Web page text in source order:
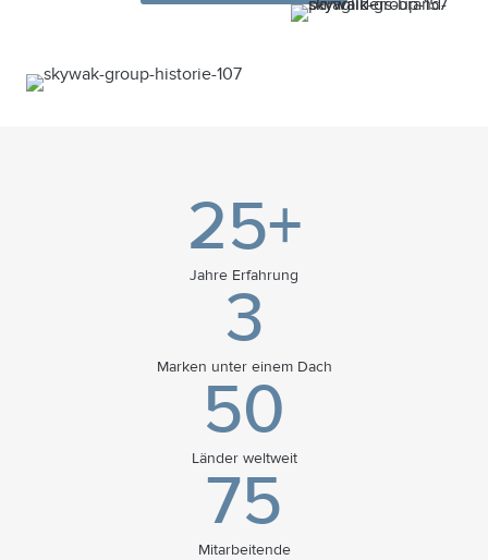
25+
Jahre Erfahrung
3
Marken unter einem Dach
50
Länder weltweit
75
Mitarbeitende